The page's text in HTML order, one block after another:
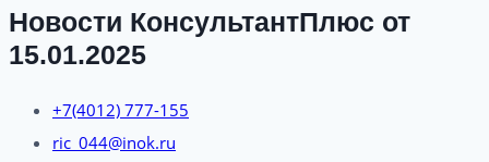
Новости КонсультантПлюс от
15.01.2025
+7(4012) 777-155
ric_044@inok.ru